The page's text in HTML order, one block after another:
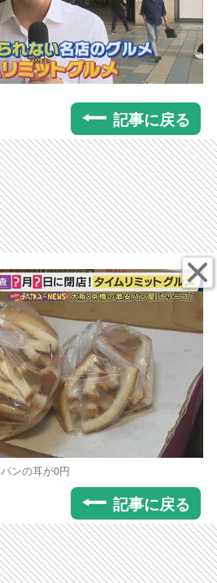
記事に戻る
パンの耳が0円
記事に戻る